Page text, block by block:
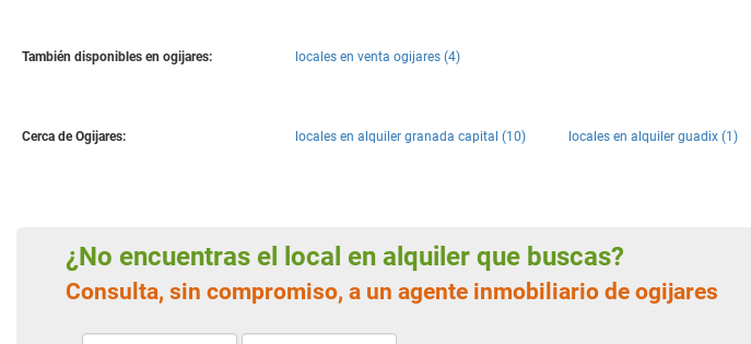
También disponibles en ogijares: locales en venta ogijares (4)
Cerca de Ogijares: locales en alquiler granada capital (10) locales en alquiler guadix (1)
¿No encuentras el local en alquiler que buscas?
Consulta, sin compromiso, a un agente inmobiliario de ogijares